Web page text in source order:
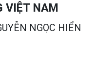
VIỆT NAM
NGỌC HIỂN